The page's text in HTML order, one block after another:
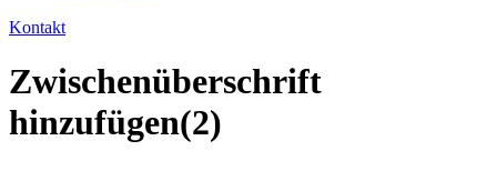
Kontakt
Zwischenüberschrift
hinzufügen(2)